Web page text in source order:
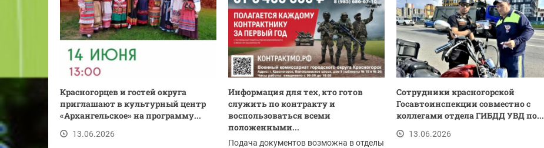
Красногорцев и гостей округа
приглашают в культурный центр
«Архангельское» на программу...
13.06.2026
Информация для тех, кто готов
служить по контракту и
воспользоваться всеми
положенными...
Подача документов возможна в отделы
Сотрудники красногорской
Госавтоинспекции совместно с
коллегами отдела ГИБДД УВД по...
13.06.2026